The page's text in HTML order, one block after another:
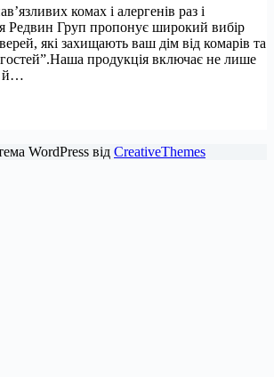
комах і алергенів раз і
Редвин Груп пропонує широкий вибір
які захищають ваш дім від комарів та
продукція включає не лише
й…
WordPress від CreativeThemes